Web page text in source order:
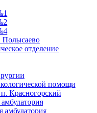
Полысаево
отделение
помощи
Красногорский
амбулатория